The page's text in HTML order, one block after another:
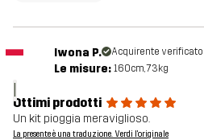
I
Iwona P. Acquirente verificato
Le misure: 160cm, 73kg
Ottimi prodotti
Un kit pioggia meraviglioso.
La presente è una traduzione. Verdi l'originale